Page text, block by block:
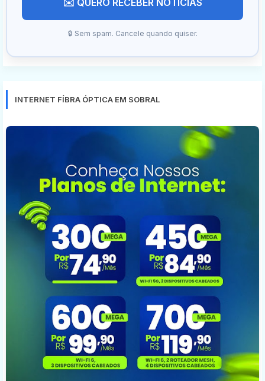
🔒 Sem spam. Cancele quando quiser.
INTERNET FÍBRA ÓPTICA EM SOBRAL